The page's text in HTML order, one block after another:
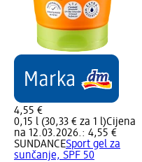
4,55 €
0,15 l (30,33 € za 1 l)Cijena
na 12.03.2026.: 4,55 €
SUNDANCESport gel za
sunčanje, SPF 50